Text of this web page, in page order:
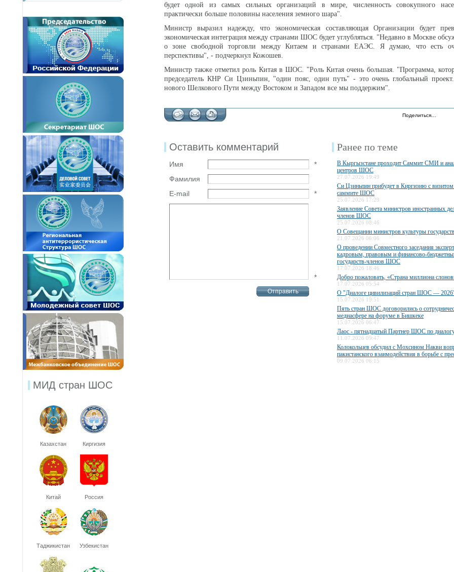
МИД стран ШОС
Казахстан Киргизия
Китай Россия
Таджикистан Узбекистан
будет одной из самых сильных организаций в мире, численность совокупного
практически больше половины населения земного шара".
Министр выразил надежду, что экономическая составляющая Организации будет
экономическая интеграция между странами ШОС будет углубляться. "Недавно в Москве
о зоне свободной торговли между Китаем и странами ЕАЭС. Я думаю, что есть
перспективы", - подчеркнул Кожошев.
Министр также отметил роль Китая в ШОС. "Роль Китая очень большая. "Программа,
председатель КНР Си Цзиньпин, "один пояс, один путь" - это очень глобальный
нового Шелкового Пути между Востоком и Западом все мы поддержим".
Поделиться…
Оставить комментарий
Имя
*
Фамилия
E-mail
*
*
Ранее по теме
В Кыргызстане проходит Саммит СМИ и
центров ШОС
27.07.2026 19:49
Си Цзиньпин прибудет в Киргизию с
саммите ШОС
25.07.2026 17:29
Заявление Совета министров иностранных
членов ШОС
25.07.2026 08:46
О Совещании министров культуры
21.07.2026 06:06
О проведении Совместного заседания
кадровым, правовым и финансово-
государств-членов ШОС
17.07.2026 18:46
Добро пожаловать, «Страна миллиона
17.07.2026 05:54
О "Диалоге цивилизаций стран ШОС —
15.07.2026 19:51
Пять стран ШОС договорились о
медиасфере на форуме в Бишкеке
15.07.2026 06:47
Лаос - пятнадцатый Партнер ШОС по
11.07.2026 09:47
Колокольцев обсудил с Мохсином Накви
пакистанского взаимодействия в борьбе с
09.07.2026 06:15